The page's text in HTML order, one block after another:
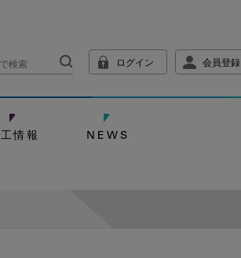
ログイン 会員登録
情報 NEWS